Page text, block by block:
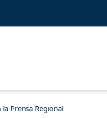
la Prensa Regional